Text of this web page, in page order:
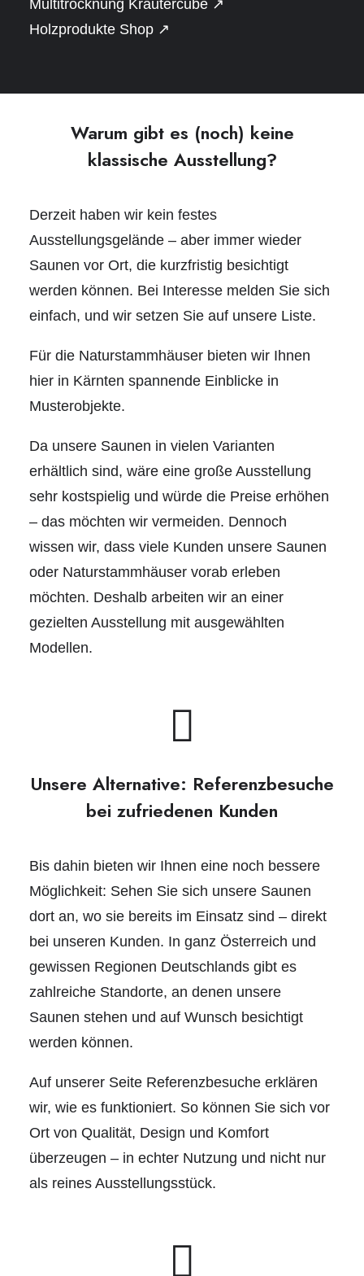
Multitrocknung Kräutercube ↗
Holzprodukte Shop ↗
Warum gibt es (noch) keine
klassische Ausstellung?
Derzeit haben wir kein festes
Ausstellungsgelände – aber immer wieder
Saunen vor Ort, die kurzfristig besichtigt
werden können. Bei Interesse melden Sie sich
einfach, und wir setzen Sie auf unsere Liste.
Für die Naturstammhäuser bieten wir Ihnen
hier in Kärnten spannende Einblicke in
Musterobjekte.
Da unsere Saunen in vielen Varianten
erhältlich sind, wäre eine große Ausstellung
sehr kostspielig und würde die Preise erhöhen
– das möchten wir vermeiden. Dennoch
wissen wir, dass viele Kunden unsere Saunen
oder Naturstammhäuser vorab erleben
möchten. Deshalb arbeiten wir an einer
gezielten Ausstellung mit ausgewählten
Modellen.
Unsere Alternative: Referenzbesuche
bei zufriedenen Kunden
Bis dahin bieten wir Ihnen eine noch bessere
Möglichkeit: Sehen Sie sich unsere Saunen
dort an, wo sie bereits im Einsatz sind – direkt
bei unseren Kunden. In ganz Österreich und
gewissen Regionen Deutschlands gibt es
zahlreiche Standorte, an denen unsere
Saunen stehen und auf Wunsch besichtigt
werden können.
Auf unserer Seite Referenzbesuche erklären
wir, wie es funktioniert. So können Sie sich vor
Ort von Qualität, Design und Komfort
überzeugen – in echter Nutzung und nicht nur
als reines Ausstellungsstück.